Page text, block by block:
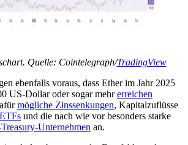
Quelle: Cointelegraph/TradingView
ebenfalls voraus, dass Ether im Jahr 2025
US-Dollar oder sogar mehrerreichen
mögliche Zinssenkungen, Kapitalzuflüsse
und die nach wie vor besonders starke
Unternehmen an.